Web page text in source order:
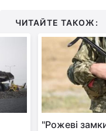
ЧИТАЙТЕ ТАКОЖ:
"Рожеві